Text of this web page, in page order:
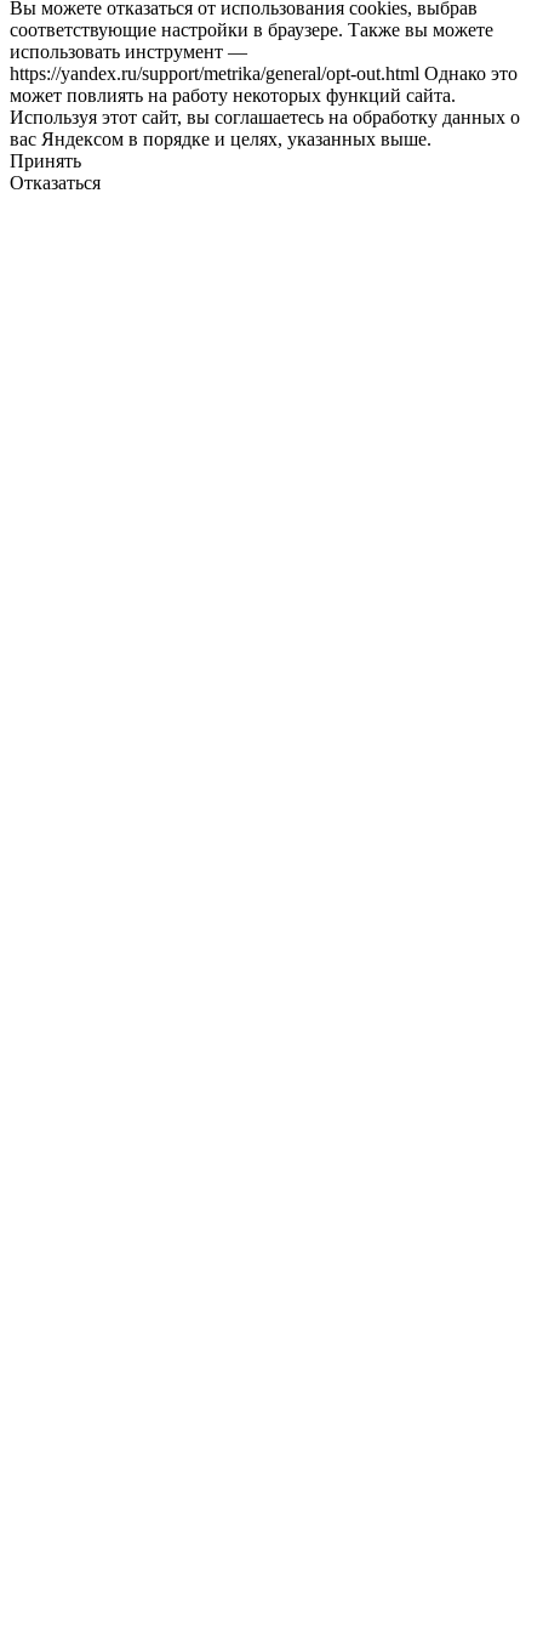
Вы можете отказаться от использования cookies, выбрав
соответствующие настройки в браузере. Также вы можете
использовать инструмент —
https://yandex.ru/support/metrika/general/opt-out.html Однако это
может повлиять на работу некоторых функций сайта.
Используя этот сайт, вы соглашаетесь на обработку данных о
вас Яндексом в порядке и целях, указанных выше.
Принять
Отказаться